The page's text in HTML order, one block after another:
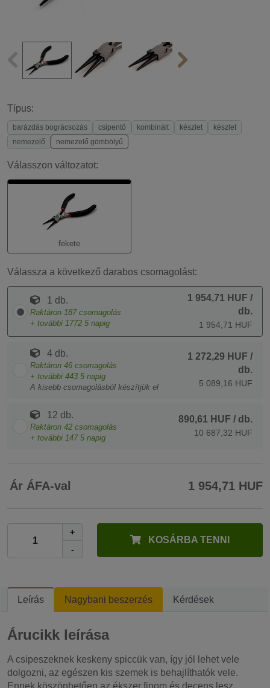
Típus:
barázdás bográcsozás csipentő kombinált készlet
készlet
nemezelő
nemezelő gömbölyű
Válasszon változatot:
fekete
Válassza a következő darabos csomagolást:
1 db.
Raktáron 187 csomagolás
+ további 1772 5 napig
1 954,71 HUF /
db.
1 954,71 HUF
4 db.
Raktáron 46 csomagolás
+ további 443 5 napig
A kisebb csomagolásból készítjük el
1 272,29 HUF /
db.
5 089,16 HUF
12 db.
Raktáron 42 csomagolás
+ további 1475 napig
890,61 HUF / db.
10 687,32 HUF
Ár ÁFA-val 1 954,71 HUF
+
-
KOSÁRBA TENNI
Leírás Nagybani beszerzés Kérdések
Árucikk leírása
A csipeszeknek keskeny spiccük van, így jól lehet vele
dolgozni, az egészen kis szemek is behajlíthatók vele.
Ennek köszönhetően az ékszer finom és decens lesz.